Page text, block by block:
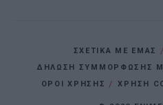
ΣΧΕΤΙΚΑ ΜΕ ΕΜΑΣ
ΔΗΛΩΣΗ ΣΥΜΜΟΡΦΩΣΗΣ
ΌΡΟΙ ΧΡΗΣΗΣ
ΧΡΗΣΗ